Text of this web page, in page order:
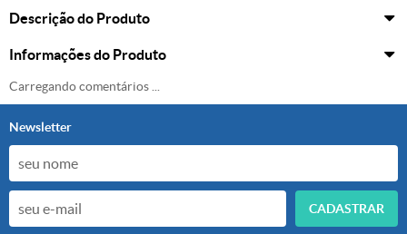
Descrição do Produto
Informações do Produto
Carregando comentários ...
Newsletter
CADASTRAR